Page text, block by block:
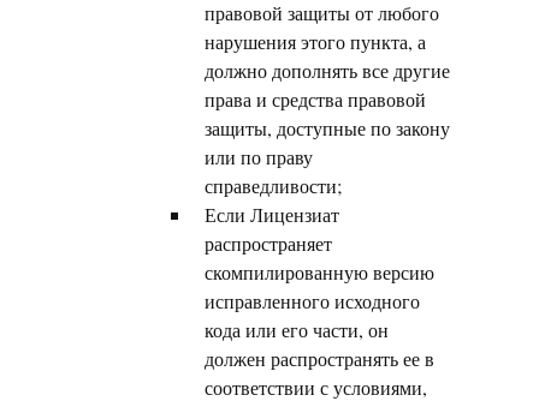
правовой защиты от любого
нарушения этого пункта, а
должно дополнять все другие
права и средства правовой
защиты, доступные по закону
или по праву
справедливости;
Если Лицензиат
распространяет
скомпилированную версию
исправленного исходного
кода или его части, он
должен распространять ее в
соответствии с условиями,